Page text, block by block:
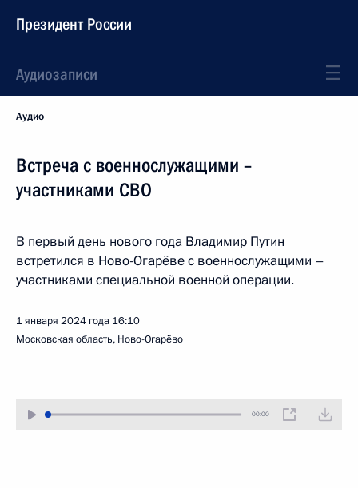
Президент России
Аудиозаписи
Аудио
Встреча с военнослужащими –
участниками СВО
В первый день нового года Владимир Путин
встретился в Ново-Огарёве с военнослужащими –
участниками специальной военной операции.
1 января 2024 года 16:10
Московская область, Ново-Огарёво
00:00